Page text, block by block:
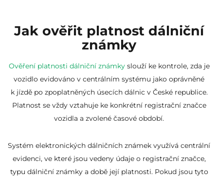
Jak ověřit platnost dálniční
známky
Ověření platnosti dálniční známkyslouží ke kontrole, zda je
vozidlo evidováno v centrálním systému jako oprávněné
k jízdě po zpoplatněných úsecích dálnic v České republice.
Platnost se vždy vztahuje ke konkrétní registrační značce
vozidla a zvolené časové období.
Systém elektronických dálničních známek využívá centrální
evidenci, ve které jsou vedeny údaje o registrační značce,
typu dálniční známky a době její platnosti. Pokud jsou tyto